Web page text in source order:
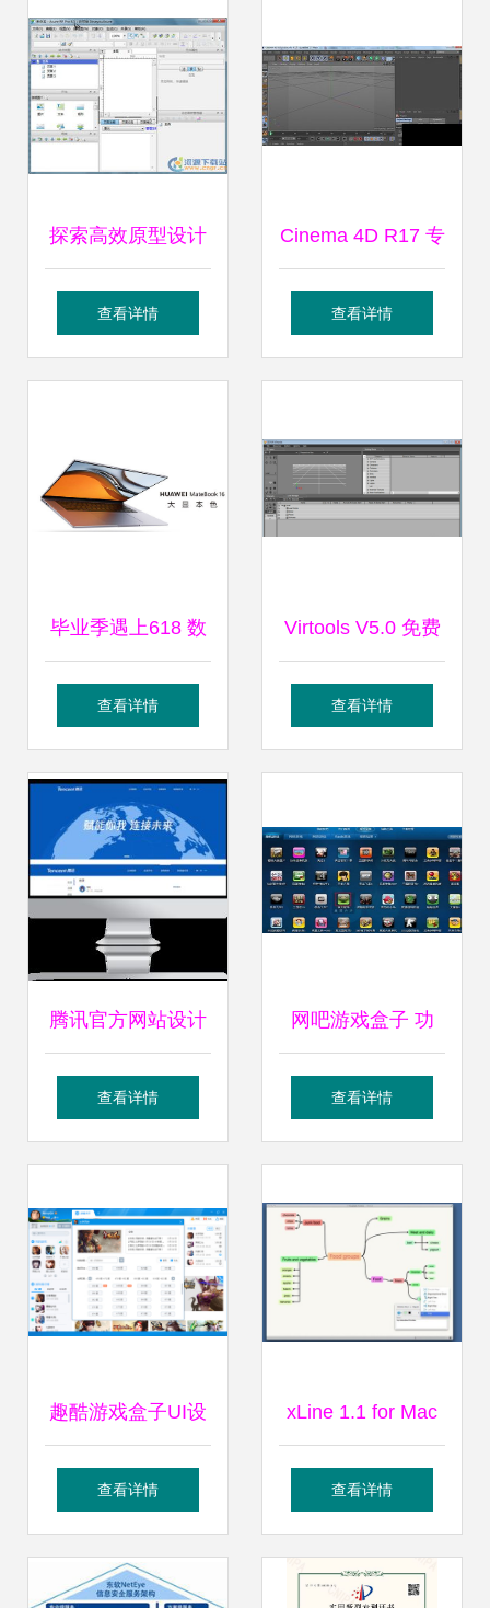
完整指南
探索高效原型设计
Axure RP Pro
查看详情
Cinema 4D R17 专
业3D制作软件的绿
查看详情
毕业季遇上618 数
码好物甄选与软件
查看详情
Virtools V5.0 免费
版 一款强大的虚拟
查看详情
腾讯官方网站设计
制作成功案例——
司的软件设计制作
服务
查看详情
网吧游戏盒子 功
能、设计与开发全
查看详情
趣酷游戏盒子UI设
计 NancyGe的创新
查看详情
xLine 1.1 for Mac
Mac用户的专业软
查看详情